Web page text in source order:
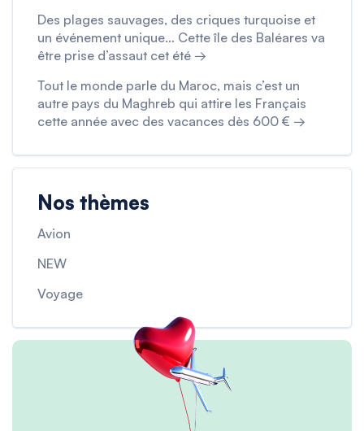
Des plages sauvages, des criques turquoise et
un événement unique… Cette île des Baléares va
être prise d’assaut cet été →
Tout le monde parle du Maroc, mais c’est un
autre pays du Maghreb qui attire les Français
cette année avec des vacances dès 600 € →
Nos thèmes
Avion
NEW
Voyage